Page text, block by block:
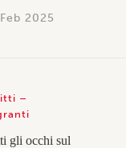
2025
gli occhi sul